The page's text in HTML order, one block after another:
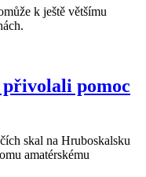
k ještě většímu
pomoc
skal na Hruboskalsku
amatérskému